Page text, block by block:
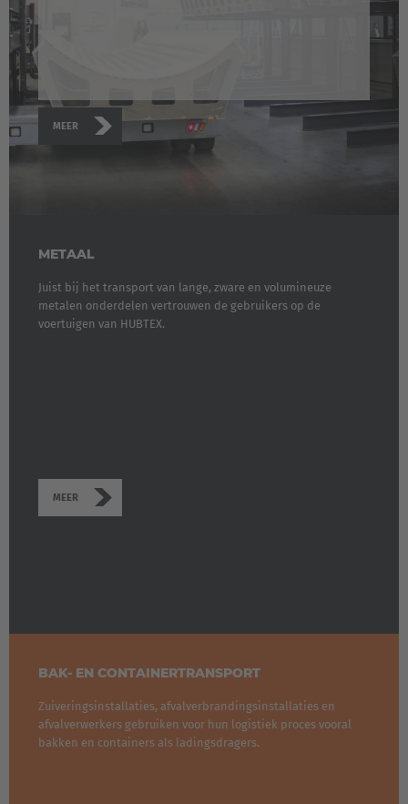
Deutsch
Español
English
Italia
Italiano
Österreich
English Neutral
MEER
METAAL
Juist bij het transport van lange, zware en volumineuze
metalen onderdelen vertrouwen de gebruikers op de
voertuigen van HUBTEX.
MEER
BAK- EN CONTAINERTRANSPORT
Zuiveringsinstallaties, afvalverbrandingsinstallaties en
afvalverwerkers gebruiken voor hun logistiek proces vooral
bakken en containers als ladingsdragers.